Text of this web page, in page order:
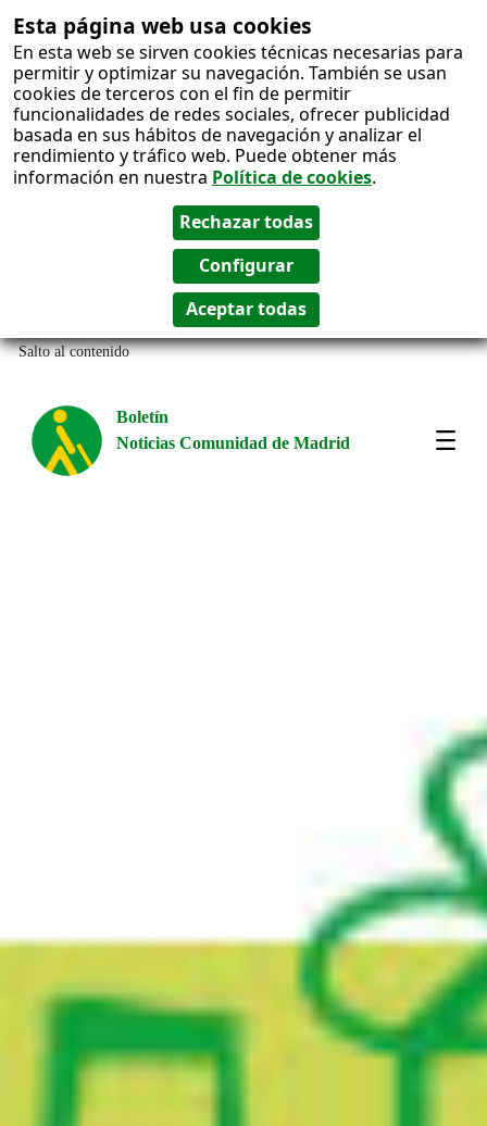
Esta página web usa cookies
En esta web se sirven cookies técnicas necesarias para
permitir y optimizar su navegación. También se usan
cookies de terceros con el fin de permitir
funcionalidades de redes sociales, ofrecer publicidad
basada en sus hábitos de navegación y analizar el
rendimiento y tráfico web. Puede obtener más
información en nuestra Política de cookies.
Salto al contenido
Boletín
Noticias Comunidad de Madrid